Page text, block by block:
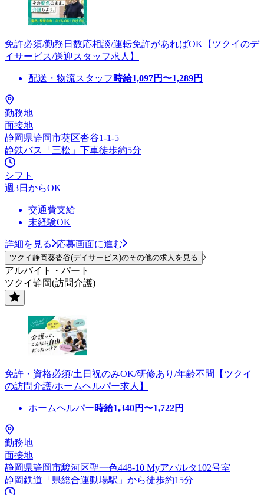
免許必須/勤務日数応相談/運転免許があればOK【ツクイのデ
イサービス/送迎スタッフ求人】
配送・物流スタッフ 時給1,097円〜1,289円
勤務地
面接地
静岡県静岡市葵区沓谷1-1-5
静鉄バス「三松」下車徒歩約5分
シフト
週3日からOK
交通費支給
未経験OK
詳細を見る 応募画面に進む
ツクイ静岡葵沓谷(デイサービス)のその他の求人を見る
アルバイト・パート
ツクイ静岡(訪問介護)
免許・資格必須/土日祝のみOK/研修あり/年齢不問【ツクイ
の訪問介護/ホームヘルパー求人】
ホームヘルパー時給1,340円〜1,722円
勤務地
面接地
静岡県静岡市駿河区聖一色448-10 Myアパルタ102号室
静岡鉄道「県総合運動場駅」から徒歩約15分